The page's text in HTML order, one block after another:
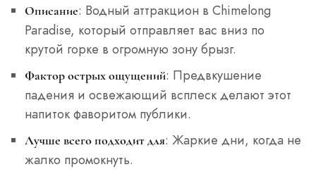
Описание: Водный аттракцион в Chimelong
Paradise, который отправляет вас вниз по
крутой горке в огромную зону брызг.
Фактор острых ощущений: Предвкушение
падения и освежающий всплеск делают этот
напиток фаворитом публики.
Лучше всего подходит для: Жаркие дни, когда не
жалко промокнуть.